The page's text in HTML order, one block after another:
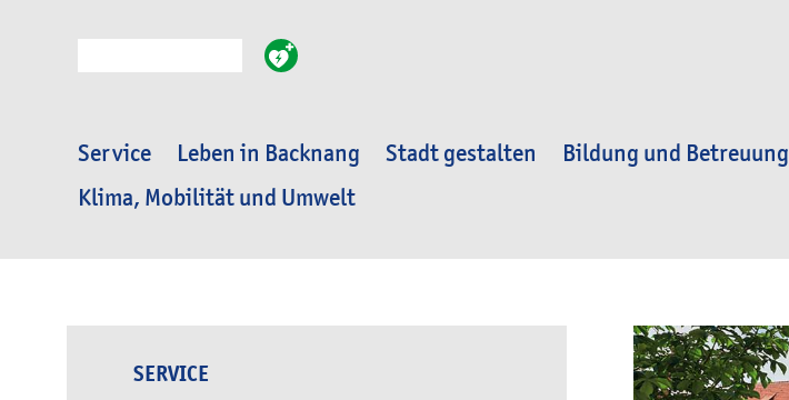
Service Leben in Backnang Stadt gestalten Bildung und Betreuung
Klima, Mobilität und Umwelt
SERVICE